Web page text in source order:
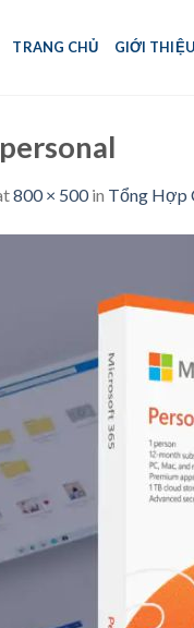
TRANG CHỦ GIỚI THIỆU
800 × 500in Tổng Hợp